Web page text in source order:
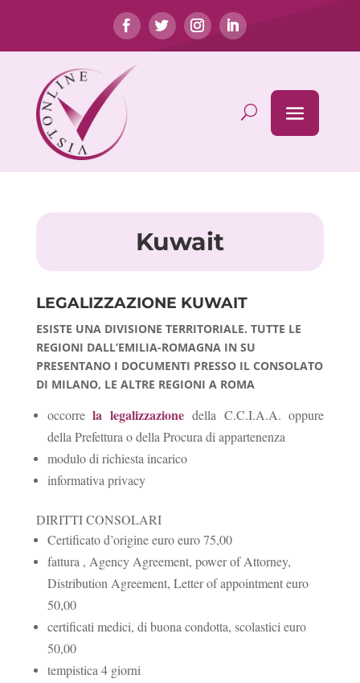
Kuwait
LEGALIZZAZIONE KUWAIT
ESISTE UNA DIVISIONE TERRITORIALE. TUTTE LE
REGIONI DALL’EMILIA-ROMAGNA IN SU
PRESENTANO I DOCUMENTI PRESSO IL CONSOLATO
DI MILANO, LE ALTRE REGIONI A ROMA
occorrela legalizzazione della C.C.I.A.A. oppure
della Prefettura o della Procura di appartenenza
modulo di richiesta incarico
informativa privacy
DIRITTI CONSOLARI
Certificato d’origine euro euro 75,00
fattura , Agency Agreement, power of Attorney,
Distribution Agreement, Letter of appointment euro
50,00
certificati medici, di buona condotta, scolastici euro
50,00
tempistica 4 giorni